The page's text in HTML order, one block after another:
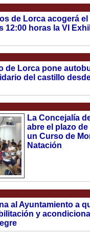
de Lorca acogerá el
12:00 horas la VI
de Lorca pone
del castillo
La Concejalía
abre el plazo
un Curso de
Natación
al Ayuntamiento a
y